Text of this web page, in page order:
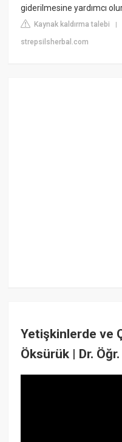
giderilmesine yardımcı
Kaynak kaldırma talebi
strepsilsherbal.com
Yetişkinlerde ve
Öksürük | Dr.